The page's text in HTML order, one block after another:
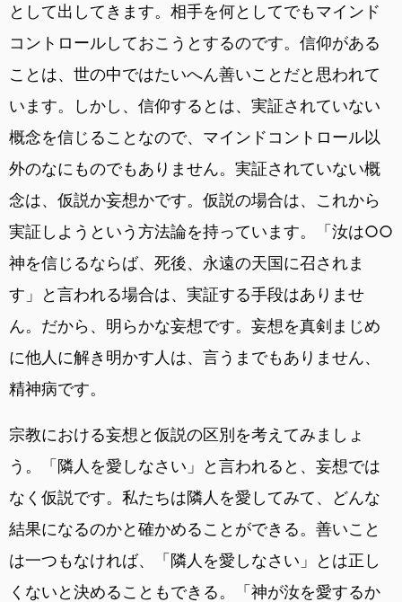
として出してきます。相手を何としてでもマインド
コントロールしておこうとするのです。信仰がある
ことは、世の中ではたいへん善いことだと思われて
います。しかし、信仰するとは、実証されていない
概念を信じることなので、マインドコントロール以
外のなにものでもありません。実証されていない概
念は、仮説か妄想かです。仮説の場合は、これから
実証しようという方法論を持っています。「汝は○○
神を信じるならば、死後、永遠の天国に召されま
す」と言われる場合は、実証する手段はありませ
ん。だから、明らかな妄想です。妄想を真剣まじめ
に他人に解き明かす人は、言うまでもありません、
精神病です。
宗教における妄想と仮説の区別を考えてみましょ
う。「隣人を愛しなさい」と言われると、妄想では
なく仮説です。私たちは隣人を愛してみて、どんな
結果になるのかと確かめることができる。善いこと
は一つもなければ、「隣人を愛しなさい」とは正し
くないと決めることもできる。「神が汝を愛するか